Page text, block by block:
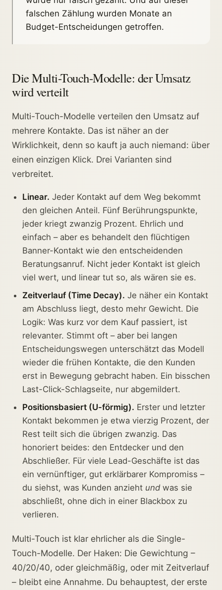
falschen Zählung wurden Monate an
Budget-Entscheidungen getroffen.
Die Multi-Touch-Modelle: der Umsatz
wird verteilt
Multi-Touch-Modelle verteilen den Umsatz auf
mehrere Kontakte. Das ist näher an der
Wirklichkeit, denn so kauft ja auch niemand: über
einen einzigen Klick. Drei Varianten sind
verbreitet.
Linear. Jeder Kontakt auf dem Weg bekommt
den gleichen Anteil. Fünf Berührungspunkte,
jeder kriegt zwanzig Prozent. Ehrlich und
einfach – aber es behandelt den flüchtigen
Banner-Kontakt wie den entscheidenden
Beratungsanruf. Nicht jeder Kontakt ist gleich
viel wert, und linear tut so, als wären sie es.
Zeitverlauf (Time Decay). Je näher ein Kontakt
am Abschluss liegt, desto mehr Gewicht. Die
Logik: Was kurz vor dem Kauf passiert, ist
relevanter. Stimmt oft – aber bei langen
Entscheidungswegen unterschätzt das Modell
wieder die frühen Kontakte, die den Kunden
erst in Bewegung gebracht haben. Ein bisschen
Last-Click-Schlagseite, nur abgemildert.
Positionsbasiert (U-förmig). Erster und letzter
Kontakt bekommen je etwa vierzig Prozent, der
Rest teilt sich die übrigen zwanzig. Das
honoriert beides: den Entdecker und den
Abschließer. Für viele Lead-Geschäfte ist das
ein vernünftiger, gut erklärbarer Kompromiss –
du siehst, was Kunden anzieht undwas sie
abschließt, ohne dich in einer Blackbox zu
verlieren.
Multi-Touch ist klar ehrlicher als die Single-
Touch-Modelle. Der Haken: Die Gewichtung –
40/20/40, oder gleichmäßig, oder mit Zeitverlauf
– bleibt eine Annahme. Du behauptest, der erste